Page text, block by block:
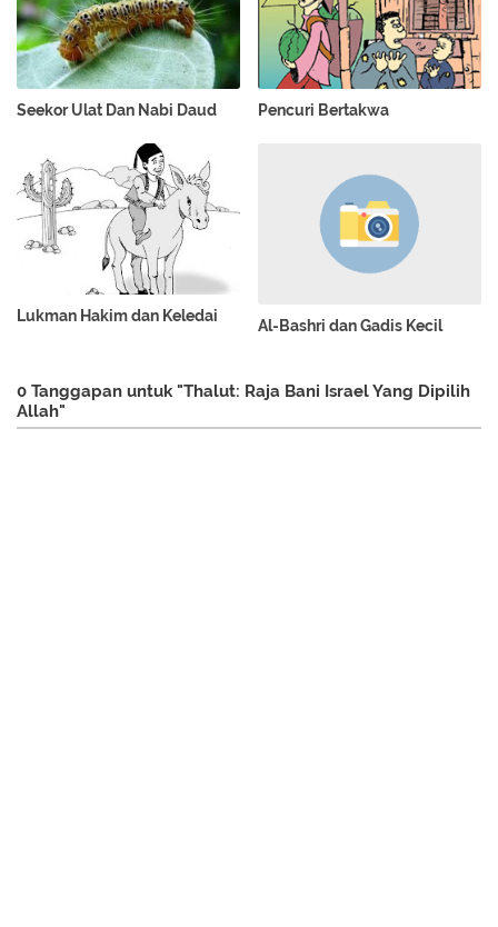
Seekor Ulat Dan Nabi Daud Pencuri Bertakwa
Lukman Hakim dan Keledai
Al-Bashri dan Gadis Kecil
0 Tanggapan untuk "Thalut: Raja Bani Israel Yang Dipilih
Allah"